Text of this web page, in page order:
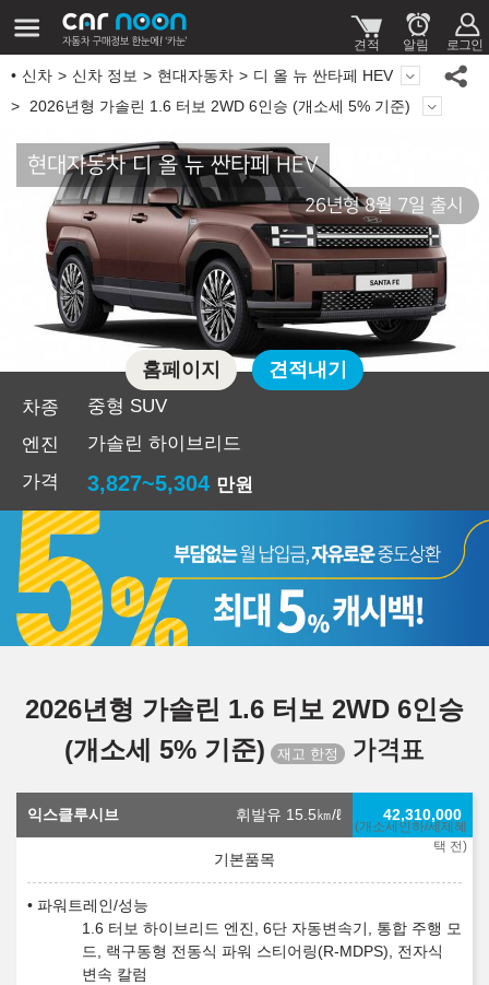
신차 신차 정보 현대자동차
디 올 뉴 싼타페 HEV
2026년형 가솔린 1.6 터보 2WD 6인승 (개소세 5% 기준)
현대자동차 디 올 뉴 싼타페 HEV
26년형 8월 7일 출시
차종
중형 SUV
엔진
가솔린 하이브리드
가격
3,827~5,304 만원
홈페이지 견적내기
2026년형 가솔린 1.6 터보 2WD 6인승
(개소세 5% 기준)
가격표
익스클루시브 휘발유 15.5㎞/ℓ
(개소세인하/세제혜
택 전)
42,310,000
파워트레인/성능
1.6 터보 하이브리드 엔진, 6단 자동변속기, 통합 주행 모
드, 랙구동형 전동식 파워 스티어링(R-MDPS), 전자식
변속 칼럼